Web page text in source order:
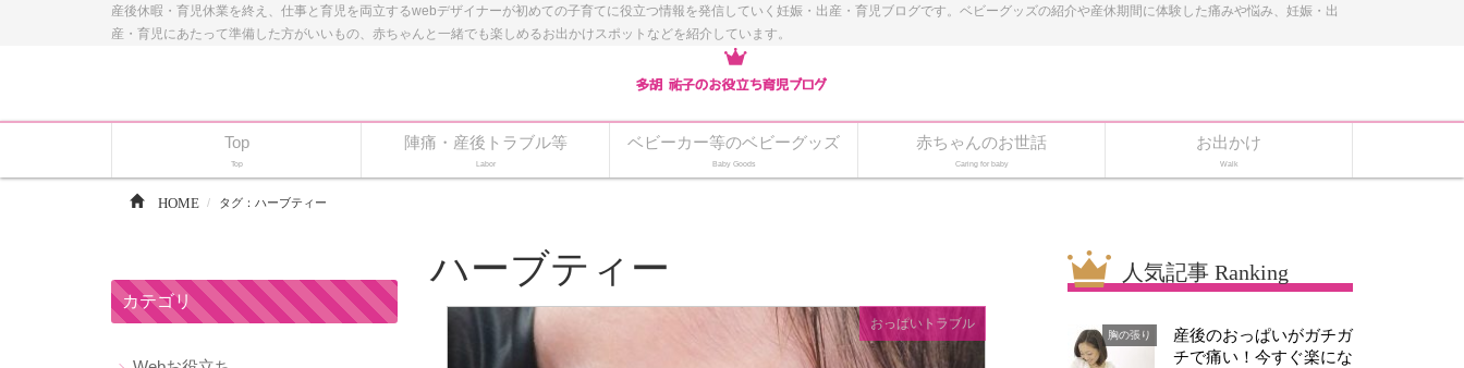
産後休暇・育児休業を終え、仕事と育児を両立するwebデザイナーが初めての子育てに役立つ情報を発信していく妊娠・出産・育児ブログです。ベビーグッズの紹介や産休期間に体験した痛みや悩み、妊娠・出
産・育児にあたって準備した方がいいもの、赤ちゃんと一緒でも楽しめるお出かけスポットなどを紹介しています。
Top
Top
陣痛・産後トラブル等
Labor
ベビーカー等のベビーグッズ
Baby Goods
赤ちゃんのお世話
Caring for baby
お出かけ
Walk
HOME タグ：ハーブティー
ハーブティー
おっぱいトラブル
カテゴリ
人気記事 Ranking
胸の張り
産後のおっぱいがガチガ
チで痛い！今すぐ楽にな